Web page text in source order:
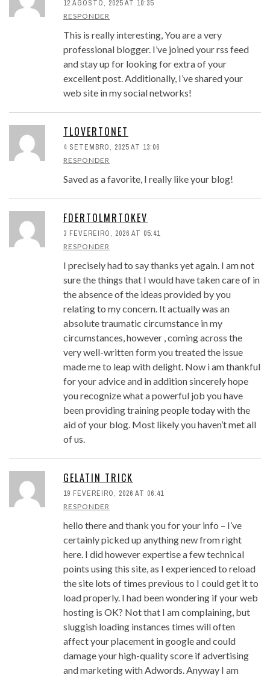
12 AGOSTO, 2025 AT 10:35
RESPONDER
This is really interesting, You are a very
professional blogger. I’ve joined your rss feed
and stay up for looking for extra of your
excellent post. Additionally, I’ve shared your
web site in my social networks!
TLOVERTONET
4 SETEMBRO, 2025 AT 13:06
RESPONDER
Saved as a favorite, I really like your blog!
FDERTOLMRTOKEV
3 FEVEREIRO, 2026 AT 05:41
RESPONDER
I precisely had to say thanks yet again. I am not
sure the things that I would have taken care of in
the absence of the ideas provided by you
relating to my concern. It actually was an
absolute traumatic circumstance in my
circumstances, however , coming across the
very well-written form you treated the issue
made me to leap with delight. Now i am thankful
for your advice and in addition sincerely hope
you recognize what a powerful job you have
been providing training people today with the
aid of your blog. Most likely you haven’t met all
of us.
GELATIN TRICK
19 FEVEREIRO, 2026 AT 06:41
RESPONDER
hello there and thank you for your info – I’ve
certainly picked up anything new from right
here. I did however expertise a few technical
points using this site, as I experienced to reload
the site lots of times previous to I could get it to
load properly. I had been wondering if your web
hosting is OK? Not that I am complaining, but
sluggish loading instances times will often
affect your placement in google and could
damage your high-quality score if advertising
and marketing with Adwords. Anyway I am